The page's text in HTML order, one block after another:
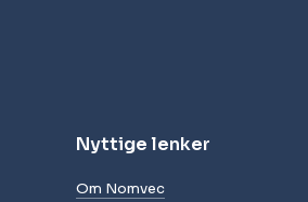
Nyttige lenker
Om Nomvec